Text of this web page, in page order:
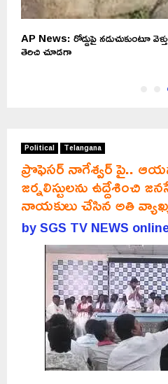
AP News: రోడ్డుపై నడుచుకుంటూ
తెరిచి చూడగా
Political Telangana
ప్రొఫెసర్ నాగేశ్వర్ పై..
జర్నలిస్టులను ఉద్దేశించి
నాయకులు చేసిన అతి
bySGS TV NEWS